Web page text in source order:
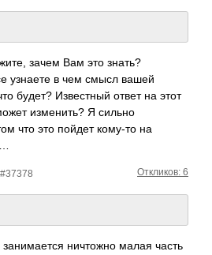
зачем Вам это знать?
узнаете в чем смысл вашей
будет? Известный ответ на этот
изменить? Я сильно
что это пойдет кому-то на
Откликов: 6
ничтожно малая часть